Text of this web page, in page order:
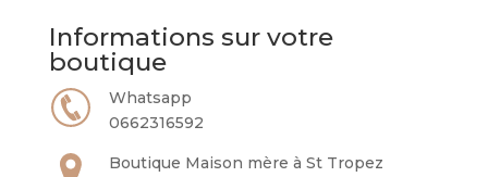
Informations sur votre
boutique
Whatsapp
0662316592
Boutique Maison mère à St Tropez